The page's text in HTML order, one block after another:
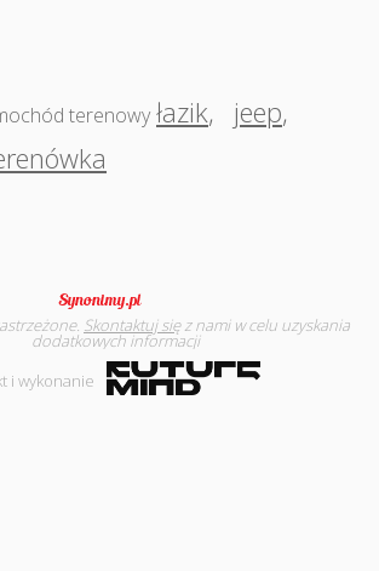
terenowy łazik, jeep,
Skontaktuj sięz nami w celu uzyskania
dodatkowych informacji
i wykonanie